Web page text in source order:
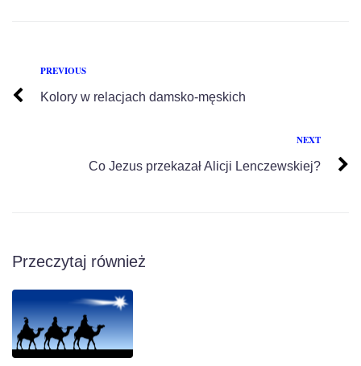
PREVIOUS
Kolory w relacjach damsko-męskich
NEXT
Co Jezus przekazał Alicji Lenczewskiej?
Przeczytaj również